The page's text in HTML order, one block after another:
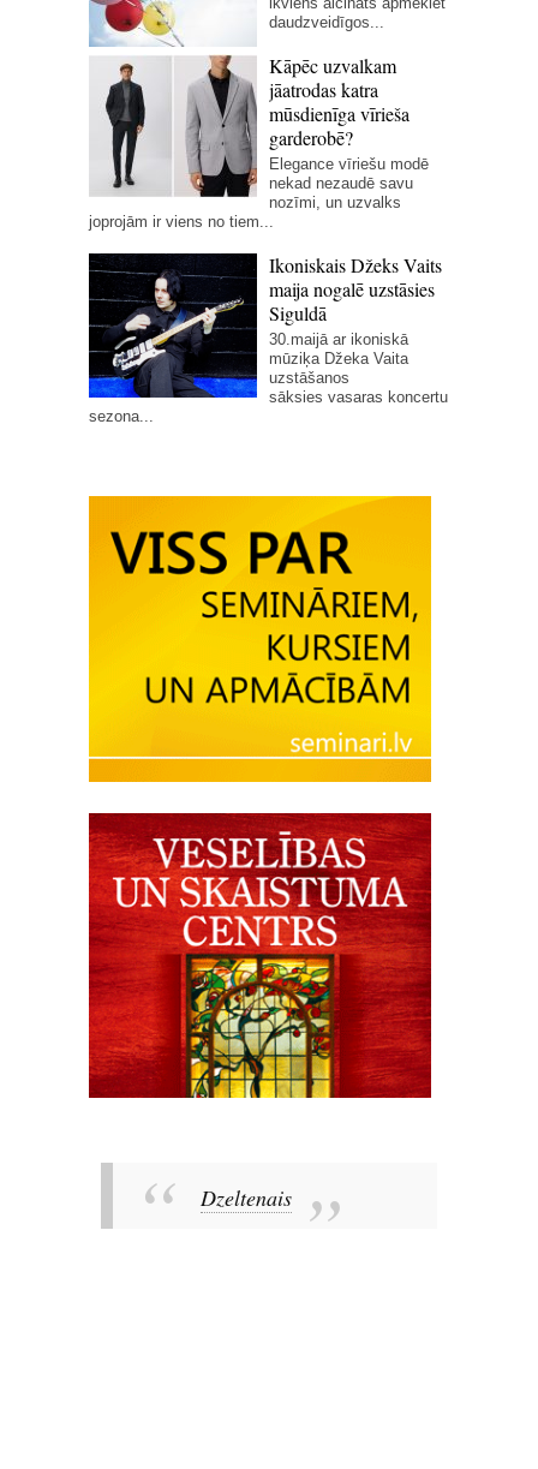
daudzveidīgos...
Kāpēc uzvalkam
jāatrodas katra
mūsdienīga vīrieša
garderobē?
Elegance vīriešu modē
nekad nezaudē savu
nozīmi, un uzvalks
joprojām ir viens no tiem...
Ikoniskais Džeks Vaits
maija nogalē uzstāsies
Siguldā
30.maijā ar ikoniskā
mūziķa Džeka Vaita
uzstāšanos
sāksies vasaras koncertu
sezona...
Dzeltenais